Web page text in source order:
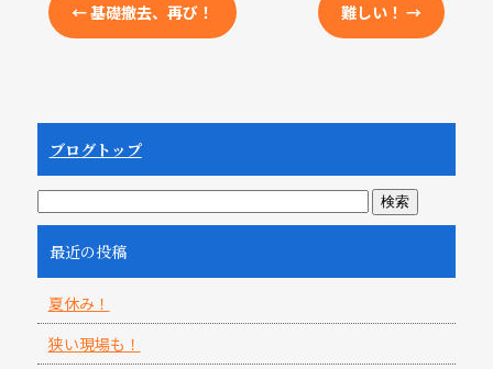
←基礎撤去、再び！ 難しい！→
ブログトップ
最近の投稿
夏休み！
狭い現場も！